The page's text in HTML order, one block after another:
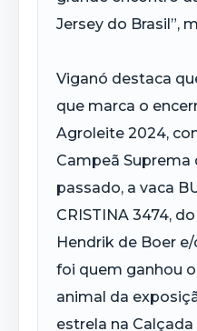
Jersey do Brasil”,
Viganó destaca
que marca o
Agroleite 2024,
Campeã Suprema
passado, a vaca
CRISTINA 3474,
Hendrik de Boer
foi quem ganhou
animal da
estrela na